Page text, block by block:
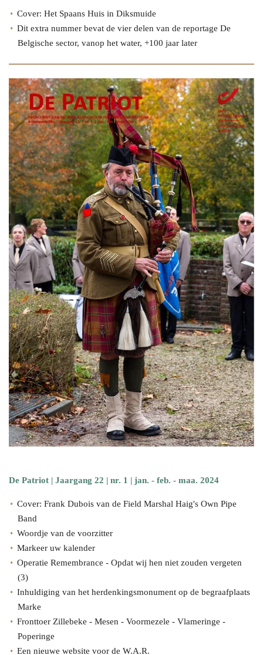
Cover: Het Spaans Huis in Diksmuide
Dit extra nummer bevat de vier delen van de reportage De
Belgische sector, vanop het water, +100 jaar later
De Patriot | Jaargang 22 | nr. 1 | jan. - feb. - maa. 2024
Cover: Frank Dubois van de Field Marshal Haig's Own Pipe
Band
Woordje van de voorzitter
Markeer uw kalender
Operatie Remembrance - Opdat wij hen niet zouden vergeten
(3)
Inhuldiging van het herdenkingsmonument op de begraafplaats
Marke
Fronttoer Zillebeke - Mesen - Voormezele - Vlameringe -
Poperinge
Een nieuwe website voor de W.A.R.